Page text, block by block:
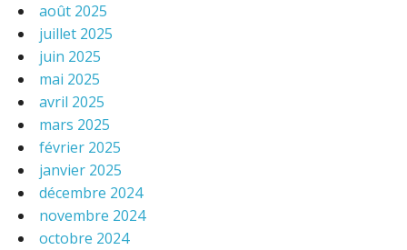
août 2025
juillet 2025
juin 2025
mai 2025
avril 2025
mars 2025
février 2025
janvier 2025
décembre 2024
novembre 2024
octobre 2024